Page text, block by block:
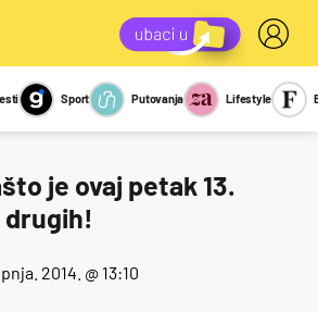
Miks Kviz
Report
Sport Putovanja Lifestyle
je ovaj petak 13.
2014. @ 13:10